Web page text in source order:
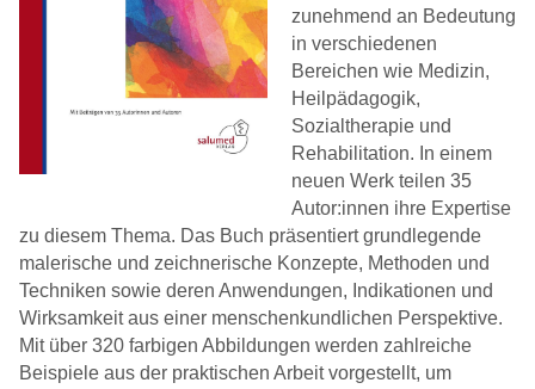
zunehmend an Bedeutung
in verschiedenen
Bereichen wie Medizin,
Heilpädagogik,
Sozialtherapie und
Rehabilitation. In einem
neuen Werk teilen 35
Autor:innen ihre Expertise
zu diesem Thema. Das Buch präsentiert grundlegende
malerische und zeichnerische Konzepte, Methoden und
Techniken sowie deren Anwendungen, Indikationen und
Wirksamkeit aus einer menschenkundlichen Perspektive.
Mit über 320 farbigen Abbildungen werden zahlreiche
Beispiele aus der praktischen Arbeit vorgestellt, um